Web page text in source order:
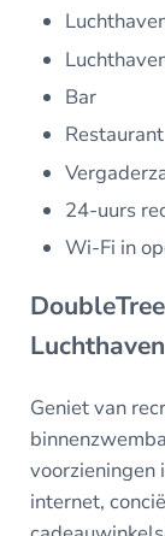
Bar
Restaurant
24-uurs
Wi-Fi in
Geniet van
voorzieningen
internet,